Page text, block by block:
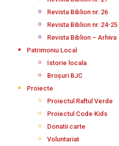
Revista Biblion nr. 26
Revista Biblion nr. 24-25
Revista Biblion – Arhiva
Patrimoniu Local
Istorie locala
Broșuri BJC
Proiecte
Proiectul Raftul Verde
Proiectul Code Kids
Donatii carte
Voluntariat